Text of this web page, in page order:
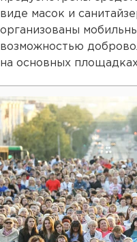
виде масок и
организованы
возможностью
на основных